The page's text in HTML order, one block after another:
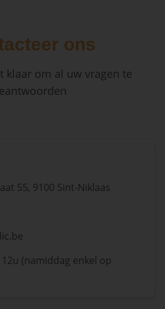
ons
klaar om al uw vragen te
55, 9100 Sint-Niklaas
12u (namiddag enkel op